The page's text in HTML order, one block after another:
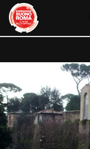
content